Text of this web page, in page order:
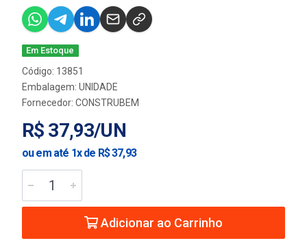
Em Estoque
Código: 13851
Embalagem: UNIDADE
Fornecedor: CONSTRUBEM
R$ 37,93/UN
ou em até 1x de R$ 37,93
Adicionar ao Carrinho